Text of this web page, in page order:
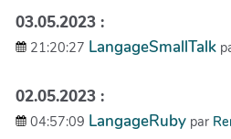
03.05.2023 :
21:20:27 LangageSmallTalk
02.05.2023 :
04:57:09 LangageRuby par